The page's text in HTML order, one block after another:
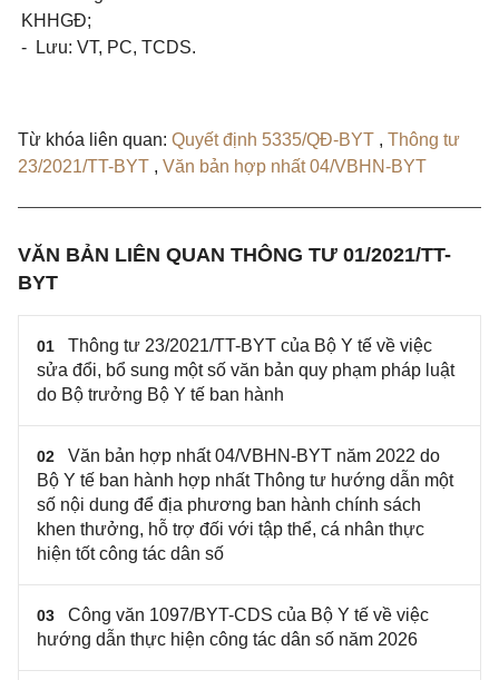
KHHGĐ;
- Lưu: VT, PC, TCDS.
Từ khóa liên quan: Quyết định 5335/QĐ-BYT , Thông tư
23/2021/TT-BYT , Văn bản hợp nhất 04/VBHN-BYT
VĂN BẢN LIÊN QUAN THÔNG TƯ 01/2021/TT-
BYT
01
Thông tư 23/2021/TT-BYT của Bộ Y tế về việc
sửa đổi, bổ sung một số văn bản quy phạm pháp luật
do Bộ trưởng Bộ Y tế ban hành
02
Văn bản hợp nhất 04/VBHN-BYT năm 2022 do
Bộ Y tế ban hành hợp nhất Thông tư hướng dẫn một
số nội dung để địa phương ban hành chính sách
khen thưởng, hỗ trợ đối với tập thể, cá nhân thực
hiện tốt công tác dân số
03
Công văn 1097/BYT-CDS của Bộ Y tế về việc
hướng dẫn thực hiện công tác dân số năm 2026